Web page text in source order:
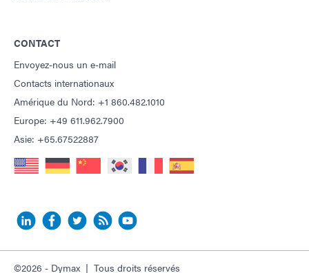
CONTACT
Envoyez-nous un e-mail
Contacts internationaux
Amérique du Nord: +1 860.482.1010
Europe: +49 611.962.7900
Asie: +65.67522887
©2026 - Dymax | Tous droits réservés